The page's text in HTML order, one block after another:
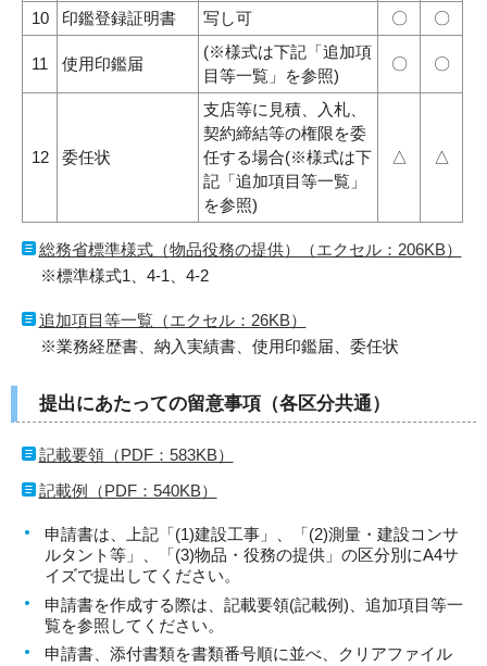
10 印鑑登録証明書 写し可 〇 〇
11 使用印鑑届
(※様式は下記「追加項
目等一覧」を参照)
〇 〇
12 委任状
支店等に見積、入札、
契約締結等の権限を委
任する場合(※様式は下
記「追加項目等一覧」
を参照)
△ △
総務省標準様式（物品役務の提供）（エクセル：206KB）
※標準様式1、4-1、4-2
追加項目等一覧（エクセル：26KB）
※業務経歴書、納入実績書、使用印鑑届、委任状
提出にあたっての留意事項（各区分共通）
記載要領（PDF：583KB）
記載例（PDF：540KB）
申請書は、上記「(1)建設工事」、「(2)測量・建設コンサ
ルタント等」、「(3)物品・役務の提供」の区分別にA4サ
イズで提出してください。
申請書を作成する際は、記載要領(記載例)、追加項目等一
覧を参照してください。
申請書、添付書類を書類番号順に並べ、クリアファイル